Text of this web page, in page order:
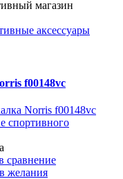
f00148vc
сравнение
желания